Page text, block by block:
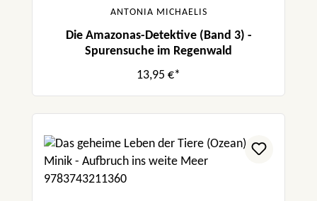
ANTONIA MICHAELIS
Die Amazonas-Detektive (Band 3) -
Spurensuche im Regenwald
13,95 €*